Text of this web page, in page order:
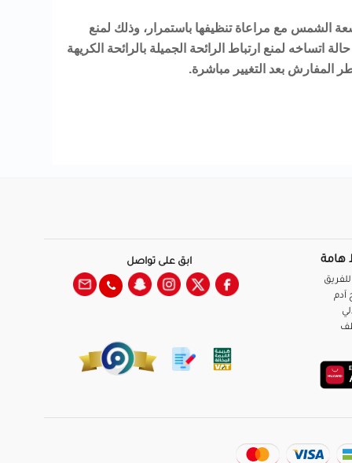
الشمس مع مراعاة تنظيفها باستمرار، وذلك لمنع
لمنع ارتباط الرائحة الجميلة بالرائحة الكريهة
المفارش بعد التغيير مباشرة.
هامة
آدم
ابق على تواصل